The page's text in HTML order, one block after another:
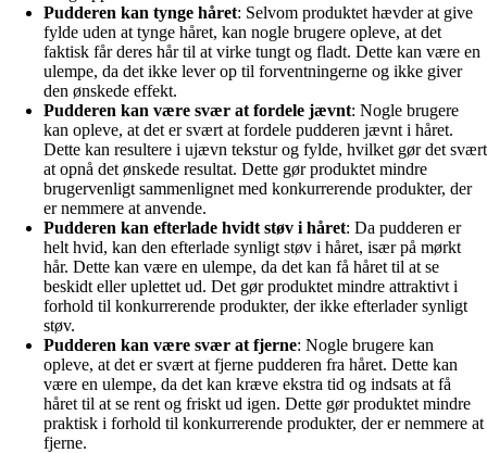
Pudderen kan tynge håret: Selvom produktet hævder at give
fylde uden at tynge håret, kan nogle brugere opleve, at det
faktisk får deres hår til at virke tungt og fladt. Dette kan være en
ulempe, da det ikke lever op til forventningerne og ikke giver
den ønskede effekt.
Pudderen kan være svær at fordele jævnt: Nogle brugere
kan opleve, at det er svært at fordele pudderen jævnt i håret.
Dette kan resultere i ujævn tekstur og fylde, hvilket gør det svært
at opnå det ønskede resultat. Dette gør produktet mindre
brugervenligt sammenlignet med konkurrerende produkter, der
er nemmere at anvende.
Pudderen kan efterlade hvidt støv i håret: Da pudderen er
helt hvid, kan den efterlade synligt støv i håret, især på mørkt
hår. Dette kan være en ulempe, da det kan få håret til at se
beskidt eller uplettet ud. Det gør produktet mindre attraktivt i
forhold til konkurrerende produkter, der ikke efterlader synligt
støv.
Pudderen kan være svær at fjerne: Nogle brugere kan
opleve, at det er svært at fjerne pudderen fra håret. Dette kan
være en ulempe, da det kan kræve ekstra tid og indsats at få
håret til at se rent og friskt ud igen. Dette gør produktet mindre
praktisk i forhold til konkurrerende produkter, der er nemmere at
fjerne.